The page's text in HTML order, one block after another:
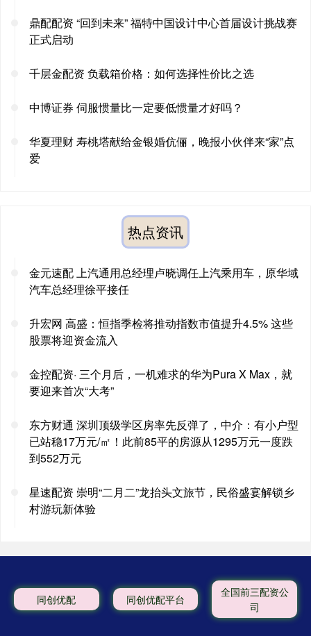
鼎配配资 “回到未来” 福特中国设计中心首届设计挑战赛
正式启动
千层金配资 负载箱价格：如何选择性价比之选
中博证券 伺服惯量比一定要低惯量才好吗？
华夏理财 寿桃塔献给金银婚伉俪，晚报小伙伴来“家”点
爱
热点资讯
金元速配 上汽通用总经理卢晓调任上汽乘用车，原华域
汽车总经理徐平接任
升宏网 高盛：恒指季检将推动指数市值提升4.5% 这些
股票将迎资金流入
金控配资· 三个月后，一机难求的华为Pura X Max，就
要迎来首次“大考”
东方财通 深圳顶级学区房率先反弹了，中介：有小户型
已站稳17万元/㎡！此前85平的房源从1295万元一度跌
到552万元
星速配资 崇明“二月二”龙抬头文旅节，民俗盛宴解锁乡
村游玩新体验
同创优配 同创优配平台
全国前三配资公
司